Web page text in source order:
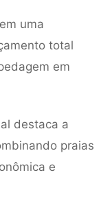
uma
total
em
destaca a
praias
e